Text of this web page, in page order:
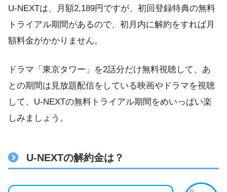
U-NEXTは、月額2,189円ですが、初回登録特典の無料
トライアル期間があるので、初月内に解約をすれば月
額料金がかかりません。
ドラマ「東京タワー」を2話分だけ無料視聴して、あ
との期間は見放題配信をしている映画やドラマを視聴
して、U-NEXTの無料トライアル期間をめいっぱい楽
しみましょう。
U-NEXTの解約金は？